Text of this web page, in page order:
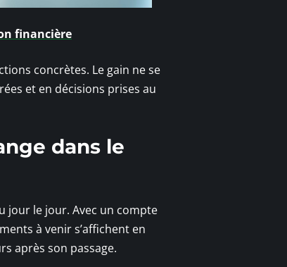
financière
concrètes. Le gain ne se
et en décisions prises au
dans le
jour le jour. Avec un compte
à venir s’affichent en
après son passage.